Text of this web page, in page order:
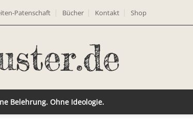
Patenschaft Bücher Kontakt Shop
Belehrung. Ohne Ideologie.